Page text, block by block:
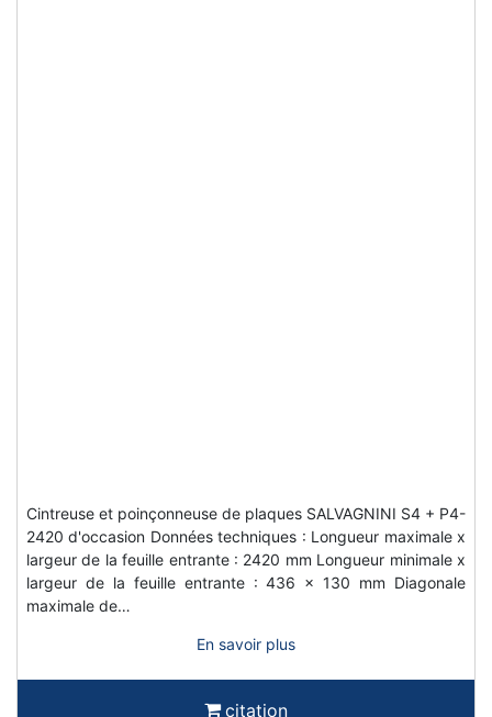
Cintreuse et poinçonneuse de plaques SALVAGNINI S4 + P4-
2420 d'occasion Données techniques : Longueur maximale x
largeur de la feuille entrante : 2420 mm Longueur minimale x
largeur de la feuille entrante : 436 x 130 mm Diagonale
maximale de…
En savoir plus
citation